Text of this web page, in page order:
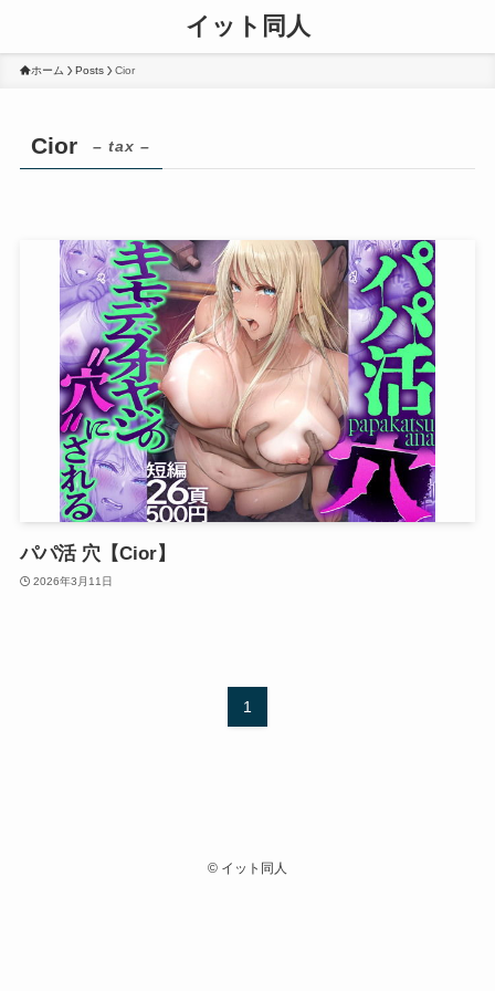
イット同人
ホーム Posts Cior
Cior – tax –
パパ活 穴【Cior】
2026年3月11日
1
© イット同人